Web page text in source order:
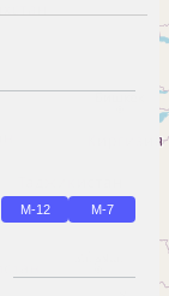
М-12 М-7